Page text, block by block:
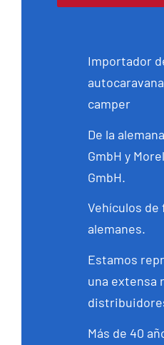
Importador
camper
De la
GmbH y
GmbH.
Vehículos
alemanes.
Estamos
una extensa
Más de 40